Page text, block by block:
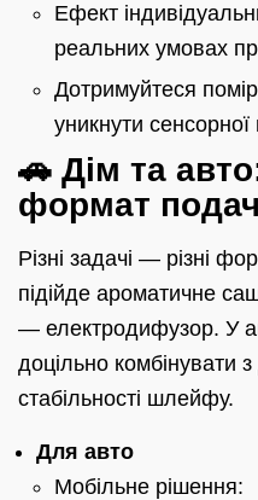
Ефект
реальних умовах
Дотримуйтеся
уникнути сенсорної
🚗 Дім та
формат
Різні задачі — різні
підійде ароматичне
— електродифузор. У
доцільно комбінувати
стабільності шлейфу.
Для авто
Мобільне рішення: